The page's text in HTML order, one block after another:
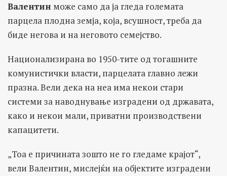
Валентин може само да ја гледа големата
парцела плодна земја, која, всушност, треба да
биде негова и на неговото семејство.
Национализирана во 1950-тите од тогашните
комунистички власти, парцелата главно лежи
празна. Вели дека на неа има некои стари
системи за наводнување изградени од државата,
како и некои мали, приватни производствени
капацитети.
„Тоа е причината зошто не го гледаме крајот“,
вели Валентин, мислејќи на објектите изградени